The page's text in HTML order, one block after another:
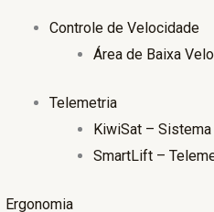
Controle de Velocidade
Área de Baixa
Telemetria
KiwiSat –
SmartLift –
Ergonomia